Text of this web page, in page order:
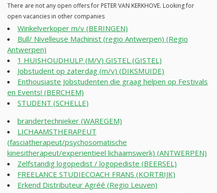
There are not any open offers for PETER VAN KERKHOVE. Looking for
open vacancies in other companies
Winkelverkoper m/v (BERINGEN)
Bull/ Nivelleuse Machinist (regio Antwerpen) (Regio
Antwerpen)
1 HUISHOUDHULP (M/V) GISTEL (GISTEL)
Jobstudent op zaterdag (m/v) (DIKSMUIDE)
Enthousiaste Jobstudenten die graag helpen op Festivals
en Events! (BERCHEM)
STUDENT (SCHELLE)
brandertechnieker (WAREGEM)
LICHAAMSTHERAPEUT
(fasciatherapeut/psychosomatische
kinesitherapeut/experientieel lichaamswerk) (ANTWERPEN)
Zelfstandig logopedist / logopediste (BEERSEL)
FREELANCE STUDIECOACH FRANS (KORTRIJK)
Erkend Distributeur Agréé (Regio Leuven)